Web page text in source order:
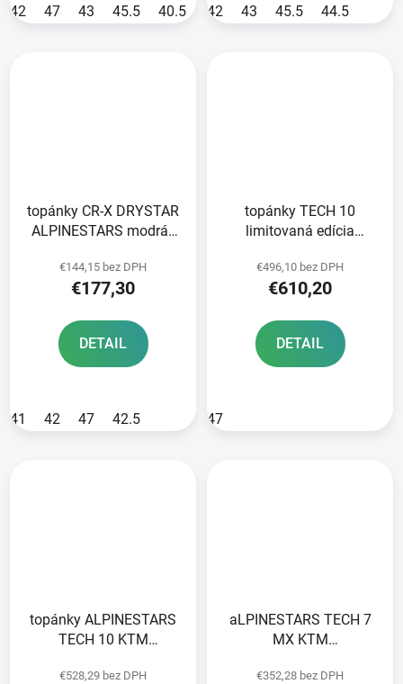
42 47 43 45.5 40.5 44.5 49.5
42 43 45.5 44.5
topánky CR-X DRYSTAR
ALPINESTARS modrá/
€144,15 bez DPH
€177,30
DETAIL
41 42 47 42.5
topánky TECH 10
limitovaná edícia
tmavohnedé/zlaté/
čierne
€496,10 bez DPH
€610,20
DETAIL
47
topánky ALPINESTARS
TECH 10 KTM
€528,29 bez DPH
aLPINESTARS TECH 7
MX KTM
€352,28 bez DPH